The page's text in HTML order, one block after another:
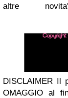
altre
DISCLAIMER Il
OMAGGIO al